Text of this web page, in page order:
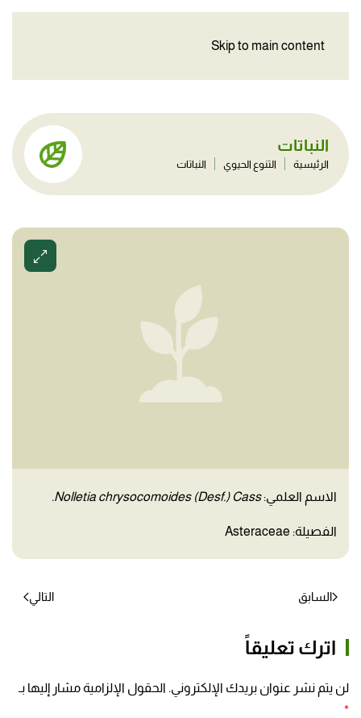
Skip to main content
النباتات
الرئيسية التنوع الحيوي النباتات
الاسم العلمي:Nolletia chrysocomoides (Desf.) Cass.
الفصيلة: Asteraceae
السابق التالي
اترك تعليقاً
لن يتم نشر عنوان بريدك الإلكتروني. الحقول الإلزامية مشار إليها بـ
*